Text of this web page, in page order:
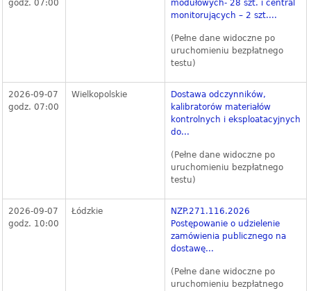
godz. 07:00
modułowych- 28 szt. i central
monitorujących – 2 szt....
(Pełne dane widoczne po
uruchomieniu bezpłatnego
testu)
2026-09-07
godz. 07:00
Wielkopolskie
Dostawa odczynników,
kalibratorów materiałów
kontrolnych i eksploatacyjnych
do...
(Pełne dane widoczne po
uruchomieniu bezpłatnego
testu)
2026-09-07
godz. 10:00
Łódzkie
NZP.271.116.2026
Postępowanie o udzielenie
zamówienia publicznego na
dostawę...
(Pełne dane widoczne po
uruchomieniu bezpłatnego